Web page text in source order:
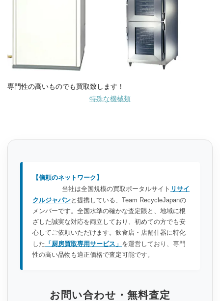
専門性の高いものでも買取致します！
特殊な機械類
【信頼のネットワーク】
当社は全国規模の買取ポータルサイト リサイ
クルジャパンと提携している、Team RecycleJapanの
メンバーです。全国水準の確かな査定眼と、地域に根
ざした誠実な対応を両立しており、初めての方でも安
心してご依頼いただけます。飲食店・店舗什器に特化
した 「厨房買取専用サービス」 を運営しており、専門
性の高い品物も適正価格で査定可能です。
お問い合わせ・無料査定